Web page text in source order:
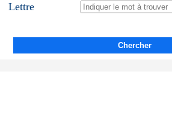
Lettre
Chercher